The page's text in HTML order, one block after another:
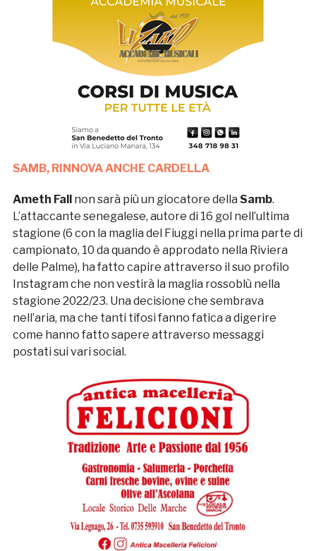
SAMB, RINNOVA ANCHE CARDELLA
Ameth Fall non sarà più un giocatore della Samb.
L’attaccante senegalese, autore di 16 gol nell’ultima
stagione (6 con la maglia del Fiuggi nella prima parte di
campionato, 10 da quando è approdato nella Riviera
delle Palme), ha fatto capire attraverso il suo profilo
Instagram che non vestirà la maglia rossoblù nella
stagione 2022/23. Una decisione che sembrava
nell’aria, ma che tanti tifosi fanno fatica a digerire
come hanno fatto sapere attraverso messaggi
postati sui vari social.